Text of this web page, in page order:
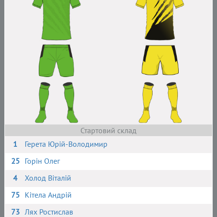
Стартовий склад
1
Герета Юрій-Володимир
25 Горін Олег
4
Холод Віталій
75 Кітела Андрій
73 Лях Ростислав